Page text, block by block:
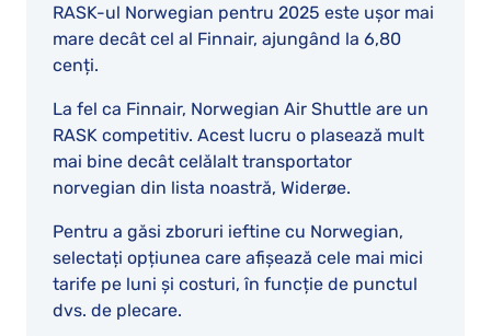
RASK-ul Norwegian pentru 2025 este ușor mai
mare decât cel al Finnair, ajungând la 6,80
cenți.
La fel ca Finnair, Norwegian Air Shuttle are un
RASK competitiv. Acest lucru o plasează mult
mai bine decât celălalt transportator
norvegian din lista noastră, Widerøe.
Pentru a găsi zboruri ieftine cu Norwegian,
selectați opțiunea care afișează cele mai mici
tarife pe luni și costuri, în funcție de punctul
dvs. de plecare.